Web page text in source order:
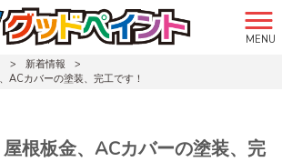
MENU
> 新着情報
>
ACカバーの塗装、完工です！
根板金、ACカバーの塗装、完